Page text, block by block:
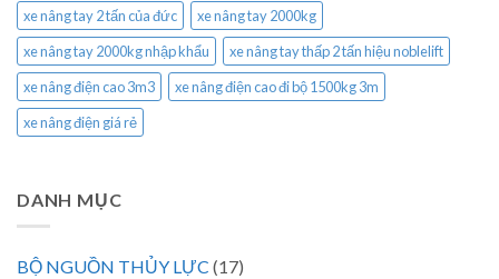
xe nâng tay 2 tấn của đức
xe nâng tay 2000kg
xe nâng tay 2000kg nhập khẩu
xe nâng tay thấp 2 tấn hiệu noblelift
xe nâng điện cao 3m3
xe nâng điện cao đi bộ 1500kg 3m
xe nâng điện giá rẻ
DANH MỤC
BỘ NGUỒN THỦY LỰC (17)